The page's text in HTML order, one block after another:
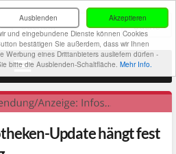
Akzeptieren
Ausblenden
und eingebundene Dienste können Cookies
bestätigen Sie außerdem, dass wir Ihnen
Werbung eines Drittanbieters ausliefern dürfen -
bitte die Ausblenden-Schaltfläche. Mehr Info.
Update hängt fest